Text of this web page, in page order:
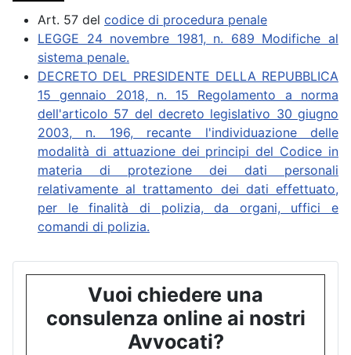
Art. 57 del codice di procedura penale
LEGGE 24 novembre 1981, n. 689 Modifiche al
sistema penale.
DECRETO DEL PRESIDENTE DELLA REPUBBLICA
15 gennaio 2018, n. 15 Regolamento a norma
dell'articolo 57 del decreto legislativo 30 giugno
2003, n. 196, recante l'individuazione delle
modalità di attuazione dei principi del Codice in
materia di protezione dei dati personali
relativamente al trattamento dei dati effettuato,
per le finalità di polizia, da organi, uffici e
comandi di polizia.
Vuoi chiedere una
consulenza online ai nostri
Avvocati?